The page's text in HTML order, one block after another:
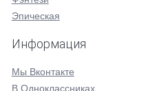
Эпическая
Информация
Мы Вконтакте
В Одноклассниках